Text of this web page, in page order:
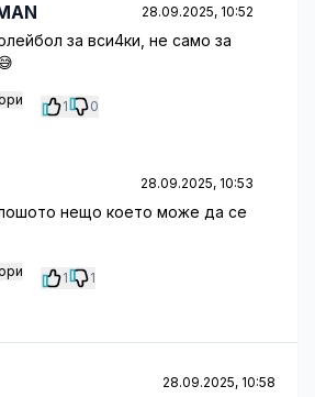
28.09.2025, 10:52
за вси4ки, не само за
1 0
28.09.2025, 10:53
нещо което може да се
1 1
28.09.2025, 10:58